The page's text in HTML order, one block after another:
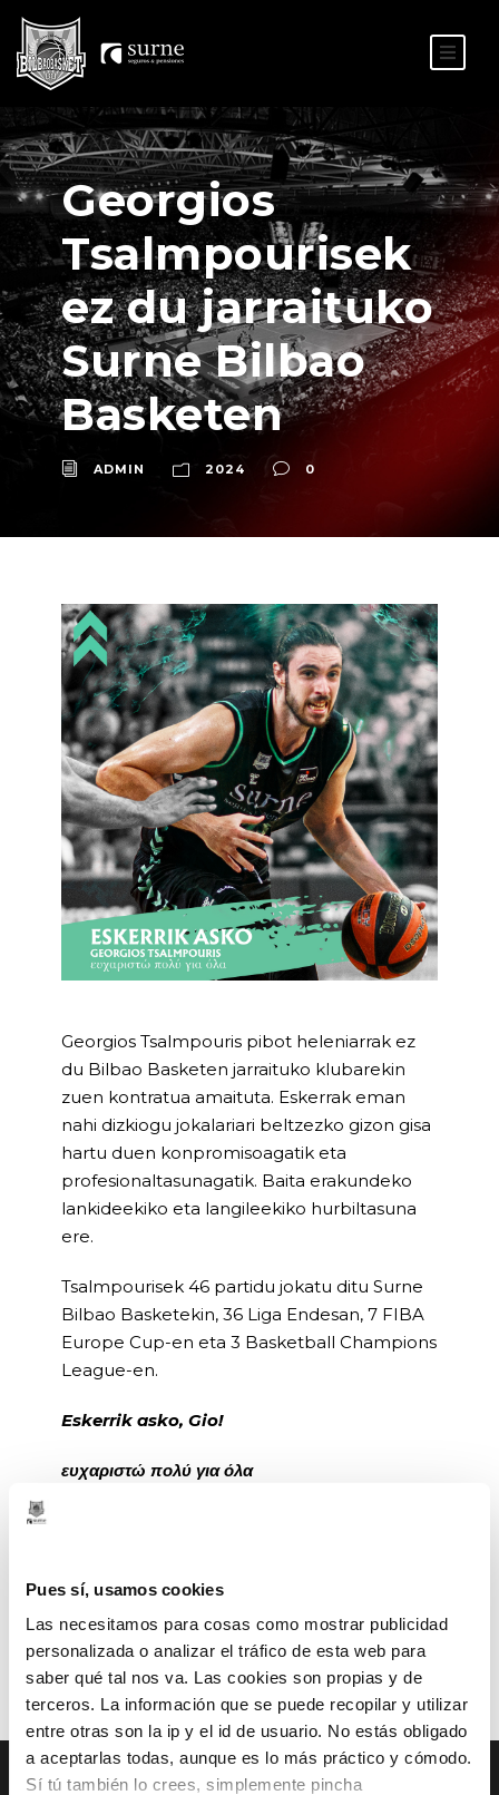
Pues sí, usamos cookies
Las necesitamos para cosas como mostrar publicidad
personalizada o analizar el tráfico de esta web para
saber qué tal nos va. Las cookies son propias y de
terceros. La información que se puede recopilar y utilizar
entre otras son la ip y el id de usuario. No estás obligado
a aceptarlas todas, aunque es lo más práctico y cómodo.
Sí tú también lo crees, simplemente pincha
Georgios
Tsalmpourisek
ez du jarraituko
Surne Bilbao
Basketen
ADMIN 2024 0
Georgios Tsalmpouris pibot heleniarrak ez
du Bilbao Basketen jarraituko klubarekin
zuen kontratua amaituta. Eskerrak eman
nahi dizkiogu jokalariari beltzezko gizon gisa
hartu duen konpromisoagatik eta
profesionaltasunagatik. Baita erakundeko
lankideekiko eta langileekiko hurbiltasuna
ere.
Tsalmpourisek 46 partidu jokatu ditu Surne
Bilbao Basketekin, 36 Liga Endesan, 7 FIBA
Europe Cup-en eta 3 Basketball Champions
League-en.
Eskerrik asko, Gio!
ευχαριστώ πολύ για όλα
AURREKOA HURRENGOA